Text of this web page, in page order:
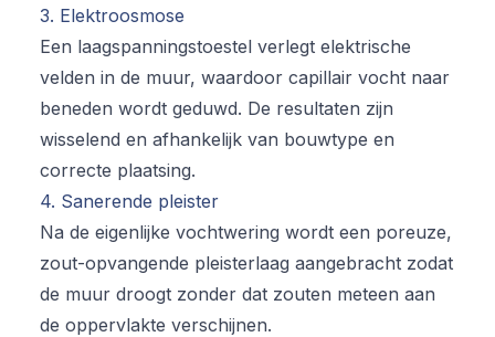
3. Elektroosmose
Een laagspanningstoestel verlegt elektrische
velden in de muur, waardoor capillair vocht naar
beneden wordt geduwd. De resultaten zijn
wisselend en afhankelijk van bouwtype en
correcte plaatsing.
4. Sanerende pleister
Na de eigenlijke vochtwering wordt een poreuze,
zout-opvangende pleisterlaag aangebracht zodat
de muur droogt zonder dat zouten meteen aan
de oppervlakte verschijnen.